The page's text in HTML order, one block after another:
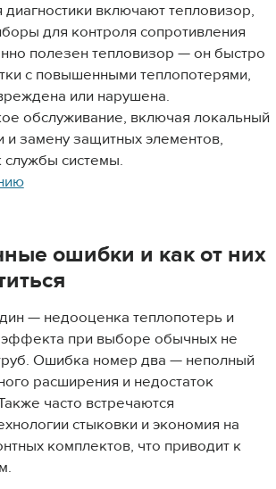
включают тепловизор,
для контроля сопротивления
полезен тепловизор — он быстро
с повышенными теплопотерями,
или нарушена.
обслуживание, включая локальный
и замену защитных элементов,
службы системы.
ошибки и как от них
— недооценка теплопотерь и
при выборе обычных не
Ошибка номер два — неполный
расширения и недостаток
часто встречаются
стыковки и экономия на
комплектов, что приводит к